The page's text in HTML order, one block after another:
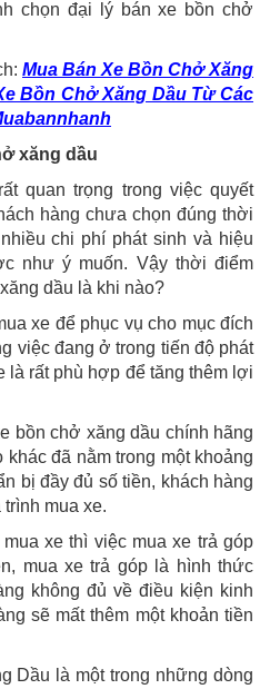
chọn đại lý bán xe bồn chở
Mua Bán Xe Bồn Chở Xăng
Bồn Chở Xăng Dầu Từ Các
xăng dầu
quan trọng trong việc quyết
hàng chưa chọn đúng thời
chi phí phát sinh và hiệu
như ý muốn. Vậy thời điểm
dầu là khi nào?
xe để phục vụ cho mục đích
việc đang ở trong tiến độ phát
là rất phù hợp để tăng thêm lợi
bồn chở xăng dầu chính hãng
khác đã nằm trong một khoảng
bị đầy đủ số tiền, khách hàng
mua xe.
xe thì việc mua xe trả góp
mua xe trả góp là hình thức
không đủ về điều kiện kinh
sẽ mất thêm một khoản tiền
Dầu là một trong những dòng